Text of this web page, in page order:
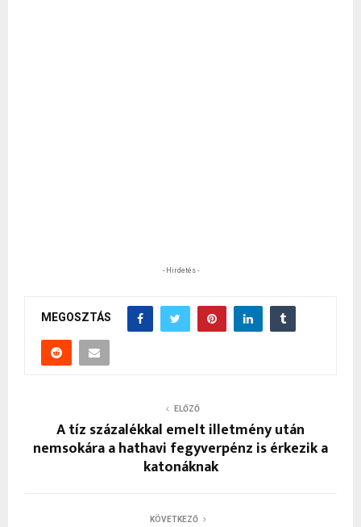
- Hirdetés -
MEGOSZTÁS
ELŐZŐ
A tíz százalékkal emelt illetmény után
nemsokára a hathavi fegyverpénz is érkezik a
katonáknak
KÖVETKEZŐ